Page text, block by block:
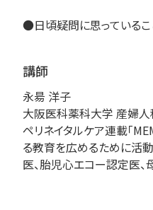
●日頃疑問に思っているこ
講師
永昜 洋子
大阪医科薬科大学 産婦
ペリネイタルケア連載「
る教育を広めるために活
医、胎児心エコー認定医、